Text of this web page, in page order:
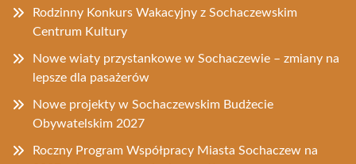
Rodzinny Konkurs Wakacyjny z Sochaczewskim
Centrum Kultury
Nowe wiaty przystankowe w Sochaczewie – zmiany na
lepsze dla pasażerów
Nowe projekty w Sochaczewskim Budżecie
Obywatelskim 2027
Roczny Program Współpracy Miasta Sochaczew na